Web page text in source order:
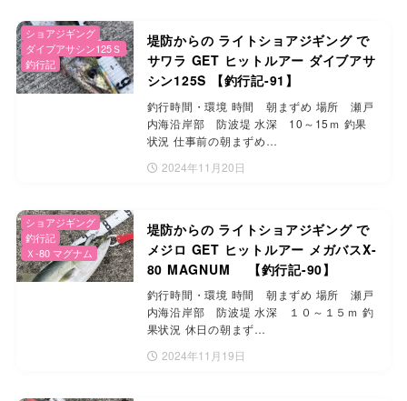
堤防からの ライトショアジギング で
サワラ GET ヒットルアー ダイブアサ
シン125S 【釣行記-91】
釣行時間・環境 時間 朝まずめ 場所 瀬戸
内海沿岸部 防波堤 水深 10～15ｍ 釣果
状況 仕事前の朝まずめ…
2024年11月20日
ショアジギング
ダイブアサシン125Ｓ
釣行記
堤防からの ライトショアジギング で
メジロ GET ヒットルアー メガバスX-
80 MAGNUM 【釣行記-90】
釣行時間・環境 時間 朝まずめ 場所 瀬戸
内海沿岸部 防波堤 水深 １０～１５ｍ 釣
果状況 休日の朝まず…
2024年11月19日
ショアジギング
釣行記
Ｘ-80 マグナム